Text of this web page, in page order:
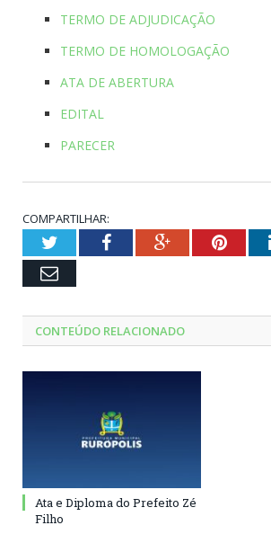
TERMO DE ADJUDICAÇÃO
TERMO DE HOMOLOGAÇÃO
ATA DE ABERTURA
EDITAL
PARECER
COMPARTILHAR:
TwitterFacebookGoogle+
Email
CONTEÚDO RELACIONADO
Ata e Diploma do Prefeito Zé
Filho